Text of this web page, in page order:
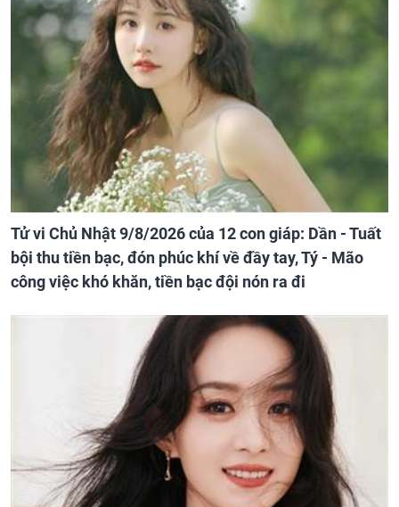
Tử vi Chủ Nhật 9/8/2026 của 12 con giáp: Dần - Tuất
bội thu tiền bạc, đón phúc khí về đầy tay, Tý - Mão
công việc khó khăn, tiền bạc đội nón ra đi